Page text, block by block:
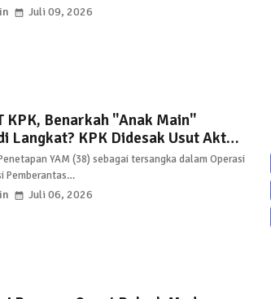
Juli 09, 2026
KPK, Benarkah "Anak Main"
Langkat? KPK Didesak Usut Aktor
PL YAM (38) sebagai tersangka dalam Operasi
Pemberantas…
Juli 06, 2026